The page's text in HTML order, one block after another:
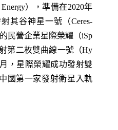
），準備在2020年
其谷神星一號（Ceres-
民營企業星際榮耀（iSp
第二枚雙曲線一號（Hy
，星際榮耀成功發射雙
國第一家發射衛星入軌